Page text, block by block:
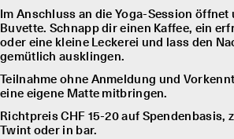
Im Anschluss an die Yoga-Session öffnet
Buvette. Schnapp dir einen Kaffee, ein
oder eine kleine Leckerei und lass den
gemütlich ausklingen.
Teilnahme ohne Anmeldung und
eine eigene Matte mitbringen.
Richtpreis CHF 15-20 auf Spendenbasis,
Twint oder in bar.